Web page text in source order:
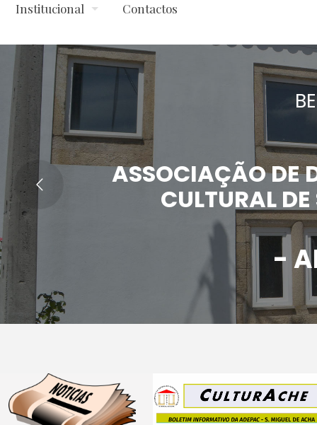
Institucional Contactos
ASSOCIAÇÃO DE
CULTURAL
-
ADEPAC Último Jornal
(prima para ver)